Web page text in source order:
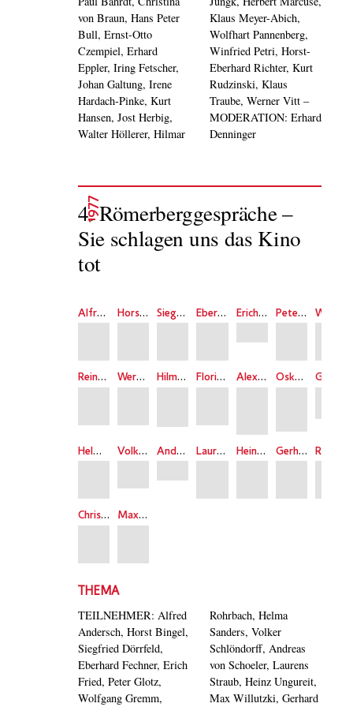
von Braun, Hans Peter
Bull, Ernst-Otto
Czempiel, Erhard
Eppler, Iring Fetscher,
Johan Galtung, Irene
Hardach-Pinke, Kurt
Hansen, Jost Herbig,
Walter Höllerer, Hilmar
Klaus Meyer-Abich,
Wolfhart Pannenberg,
Winfried Petri, Horst-
Eberhard Richter, Kurt
Rudzinski, Klaus
Traube, Werner Vitt –
MODERATION: Erhard
Denninger
1977
4. Römerberggespräche –
Sie schlagen uns das Kino
tot
Alfred Andersch Horst Bingel Siegfried Dörrfeld Eberhard Fechner Erich Fried Peter Glotz
Reinhard Hauff Werner Herzog Hilmar Hoffmann Florian Hopf Alexander Kluge Oskar Negt
Helma Sanders Volker Schlöndorff Andreas von Schoeler Laurens Straub Heinz Ungureit Gerhard Zwerenz
Christian Ziewer Max Willutzki
THEMA
TEILNEHMER: Alfred
Andersch, Horst Bingel,
Siegfried Dörrfeld,
Eberhard Fechner, Erich
Fried, Peter Glotz,
Wolfgang Gremm,
Rohrbach, Helma
Sanders, Volker
Schlöndorff, Andreas
von Schoeler, Laurens
Straub, Heinz Ungureit,
Max Willutzki, Gerhard